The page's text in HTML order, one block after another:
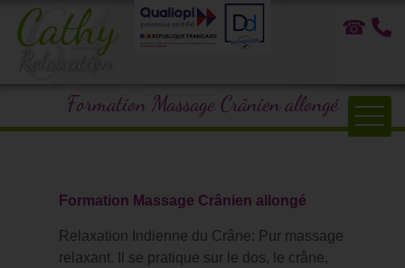
☎
Formations
Formation Massage Crânien allongé
Formation Massage Crânien allongé
Relaxation Indienne du Crâne: Pur massage
relaxant. Il se pratique sur le dos, le crâne,